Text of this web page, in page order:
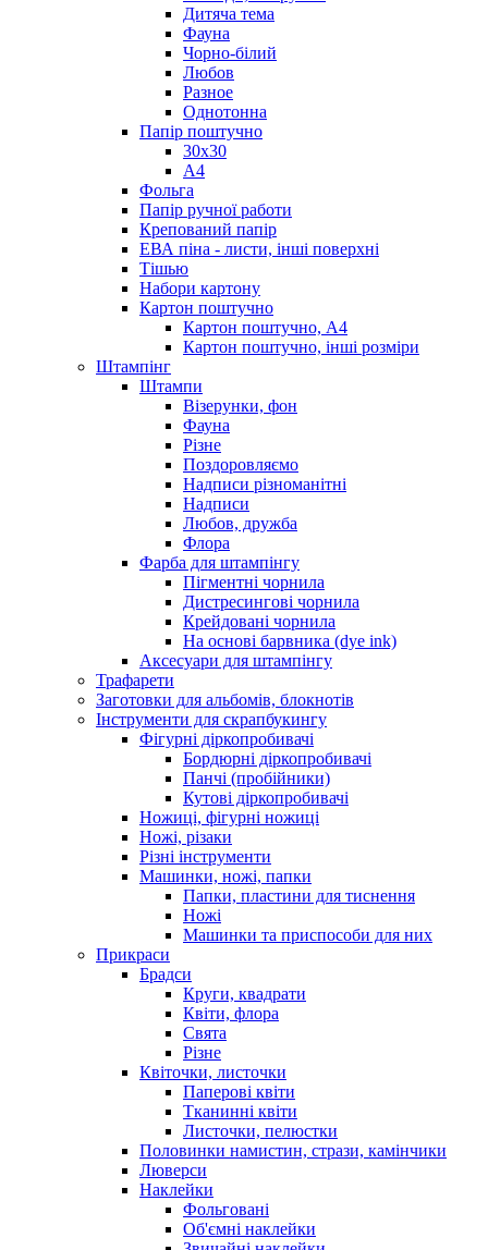
Дитяча тема
Фауна
Чорно-білий
Любов
Разное
Однотонна
Папір поштучно
30х30
А4
Фольга
Папір ручної работи
Крепований папір
ЕВА піна - листи, інші поверхні
Тішью
Набори картону
Картон поштучно
Картон поштучно, А4
Картон поштучно, інші розміри
Штампінг
Штампи
Візерунки, фон
Фауна
Різне
Поздоровляємо
Надписи різноманітні
Надписи
Любов, дружба
Флора
Фарба для штампінгу
Пігментні чорнила
Дистресингові чорнила
Крейдовані чорнила
На основі барвника (dye ink)
Аксесуари для штампінгу
Трафарети
Заготовки для альбомів, блокнотів
Інструменти для скрапбукингу
Фігурні діркопробивачі
Бордюрні діркопробивачі
Панчі (пробійники)
Кутові діркопробивачі
Ножиці, фігурні ножиці
Ножі, різаки
Різні інструменти
Машинки, ножі, папки
Папки, пластини для тиснення
Ножі
Машинки та приспособи для них
Прикраси
Брадси
Круги, квадрати
Квіти, флора
Свята
Різне
Квіточки, листочки
Паперові квіти
Тканинні квіти
Листочки, пелюстки
Половинки намистин, стрази, камінчики
Люверси
Наклейки
Фольговані
Об'ємні наклейки